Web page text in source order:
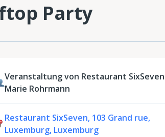
Party
Veranstaltung von Restaurant
Marie Rohrmann
Restaurant SixSeven, 103 Grand rue,
Luxemburg, Luxemburg